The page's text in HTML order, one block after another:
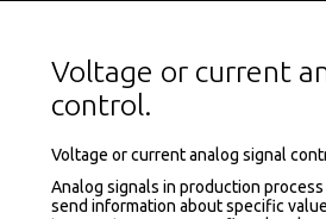
Voltage or current
control.
Voltage or current analog signal
Analog signals in production
send information about specific